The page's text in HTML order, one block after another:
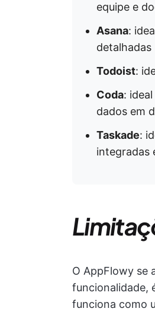
equipe e
Asana:
detalhadas
Todoist:
Coda:
dados em
Taskade:
integradas
O AppFlowy se
funcionalidade,
funciona como